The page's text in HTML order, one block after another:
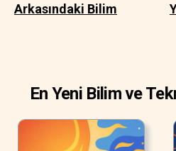
Arkasındaki Bilim
En Yeni Bilim ve